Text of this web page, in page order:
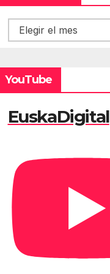
Hemeroteca
YouTube
EuskaDigital